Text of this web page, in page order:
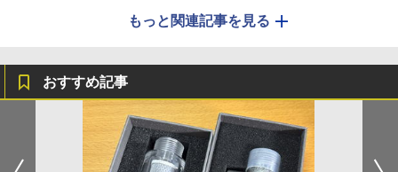
もっと関連記事を見る
おすすめ記事